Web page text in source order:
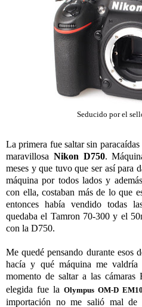
Seducido por el
La primera fue saltar sin
maravillosa Nikon D750.
meses y que tuvo que ser así para
máquina por todos lados y
con ella, costaban más de lo que
entonces había vendido todas
quedaba el Tamron 70-300 y el
con la D750.
Me quedé pensando durante esos
hacía y qué máquina me
momento de saltar a las
elegida fue laOlympus OM-D
importación no me salió mal